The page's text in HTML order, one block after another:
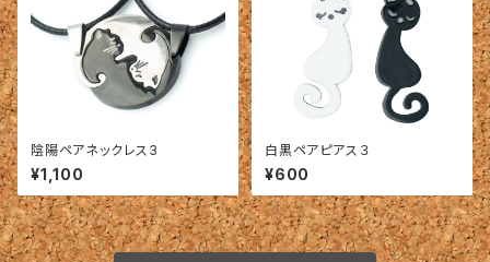
陰陽ペアネックレス3
¥1,100
白黒ペアピアス３
¥600